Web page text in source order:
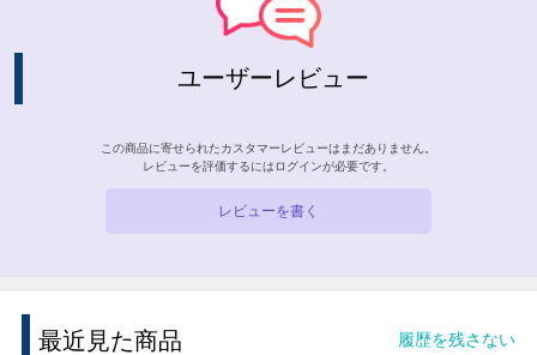
ユーザーレビュー
この商品に寄せられたカスタマーレビューはまだありません。
レビューを評価するには ログインが必要です。
レビューを書く
最近見た商品 履歴を残さない